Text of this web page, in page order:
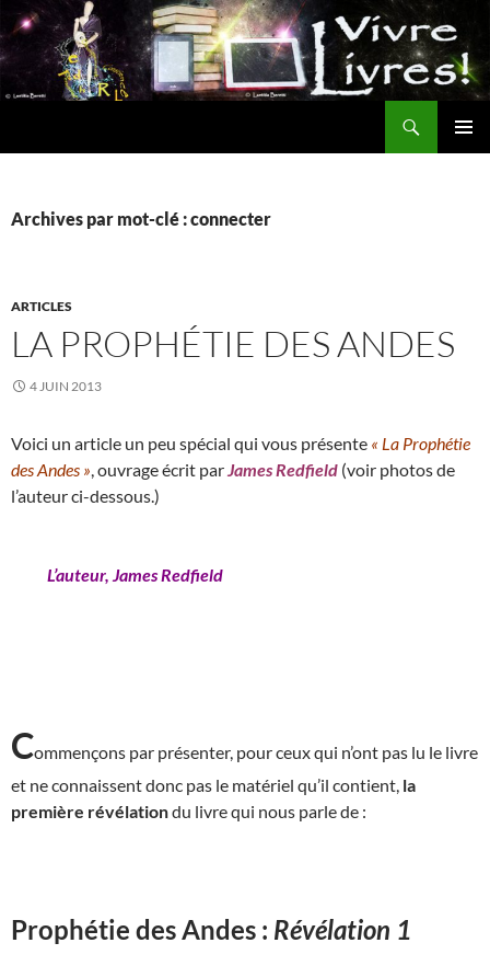
Aller
au
contenu
Archives par mot-clé : connecter
ARTICLES
LA PROPHÉTIE DES ANDES
4 JUIN 2013
Voici un article un peu spécial qui vous présente « La Prophétie
des Andes » , ouvrage écrit par James Redfield (voir photos de
l’auteur ci-dessous.)
L’auteur, James Redfield
Commençons par présenter, pour ceux qui n’ont pas lu le livre
et ne connaissent donc pas le matériel qu’il contient, la
première révélationdu livre qui nous parle de :
Prophétie des Andes : Révélation 1